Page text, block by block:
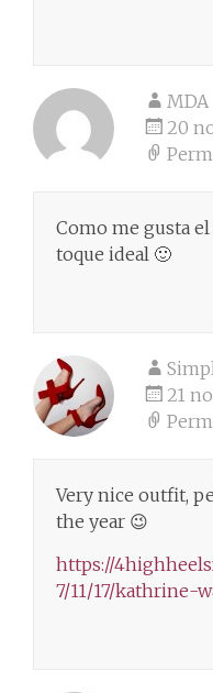
MDA
20
Como me gusta
toque ideal 🙂
21
Very nice outfit,
the year 😉
https://
7/11/17/kathrine-